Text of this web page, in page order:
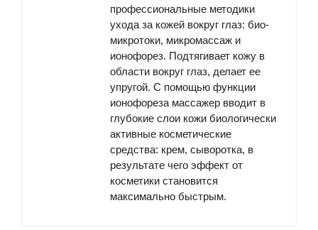
профессиональные методики
ухода за кожей вокруг глаз: био-
микротоки, микромассаж и
ионофорез. Подтягивает кожу в
области вокруг глаз, делает ее
упругой. С помощью функции
ионофореза массажер вводит в
глубокие слои кожи биологически
активные косметические
средства: крем, сыворотка, в
результате чего эффект от
косметики становится
максимально быстрым.